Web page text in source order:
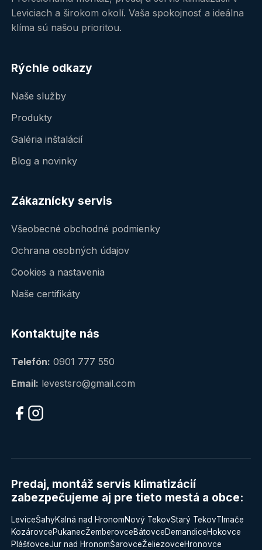
Leviciach a širokom okolí. Vaša spokojnosť a ideálna
klíma sú našou prioritou.
Rýchle odkazy
Naše služby
Produkty
Galéria inštalácií
Blog a novinky
Zákaznícky servis
Všeobecné obchodné podmienky
Ochrana osobných údajov
Cookies a nastavenia
Naše certifikáty
Kontaktujte nás
Telefón: 0901 777 550
Email: levestsro@gmail.com
Predaj, montáž servis klimatizácií
zabezpečujeme aj pre tieto mestá a obce:
LeviceŠahyKalná nad HronomNový TekovStarý TekovTlmače
KozárovcePukanecŽemberovceBátovceDemandiceHokovce
PlášťovceJur nad HronomŠarovceŽeliezovceHronovce